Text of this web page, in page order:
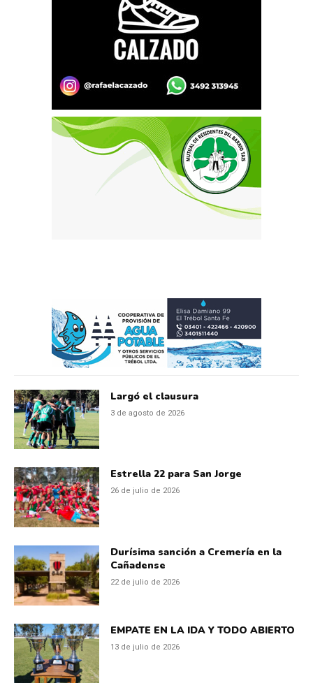
Largó el clausura
3 de agosto de 2026
Estrella 22 para San Jorge
26 de julio de 2026
Durísima sanción a Cremería en la
Cañadense
22 de julio de 2026
EMPATE EN LA IDA Y TODO ABIERTO
13 de julio de 2026